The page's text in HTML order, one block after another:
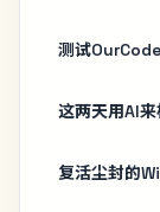
测试
这两天用AI
复活尘封的